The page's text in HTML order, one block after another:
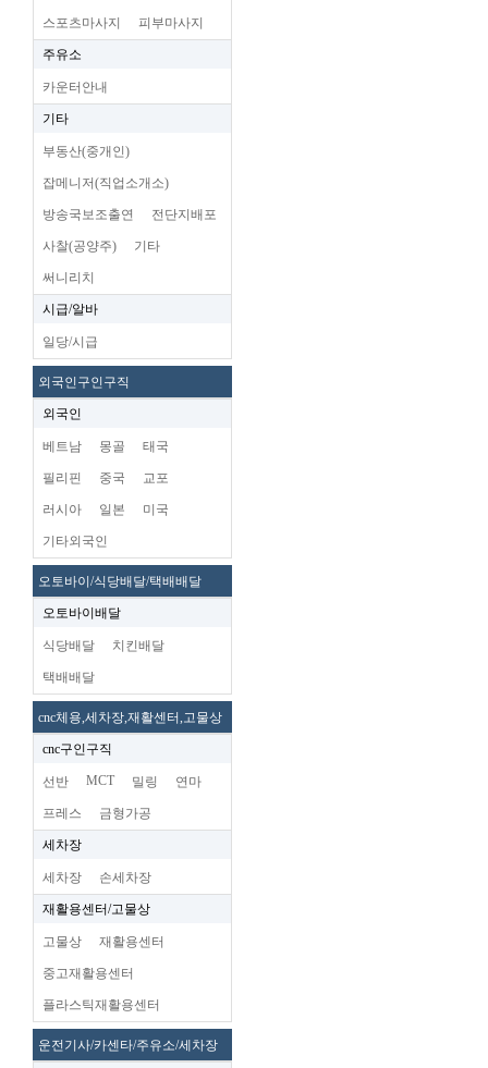
스포츠마사지 피부마사지
주유소
카운터안내
기타
부동산(중개인)
잡메니저(직업소개소)
방송국보조출연 전단지배포
사찰(공양주) 기타
써니리치
시급/알바
일당/시급
외국인구인구직
외국인
베트남 몽골 태국
필리핀 중국 교포
러시아 일본 미국
기타외국인
오토바이/식당배달/택배배달
오토바이배달
식당배달 치킨배달
택배배달
cnc체용,세차장,재활센터,고물상
cnc구인구직
선반 MCT 밀링 연마
프레스 금형가공
세차장
세차장 손세차장
재활용센터/고물상
고물상 재활용센터
중고재활용센터
플라스틱재활용센터
운전기사/카센타/주유소/세차장